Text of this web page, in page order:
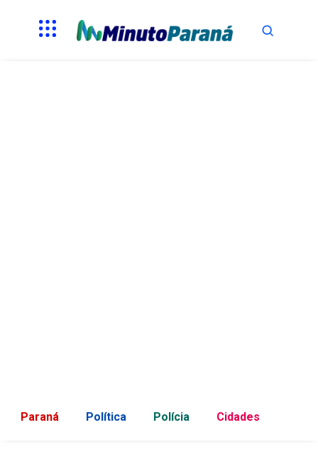
Paraná Política Polícia Cidades